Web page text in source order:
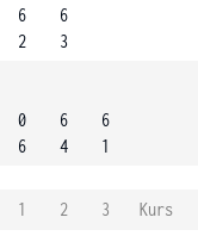
6
2
6
3
0
6
6
4
6
1
1 2 3
Kurs